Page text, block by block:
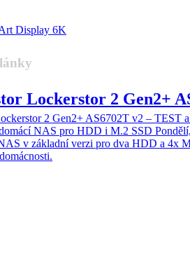
Lockerstor 2 Gen2+
2 Gen2+ AS6702T v2 – TEST
NAS pro HDD i M.2 SSD
v základní verzi pro dva HDD a 4x